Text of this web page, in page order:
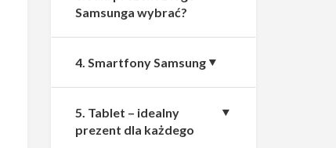
Samsunga wybrać?
4. Smartfony Samsung
5. Tablet – idealny
prezent dla każdego